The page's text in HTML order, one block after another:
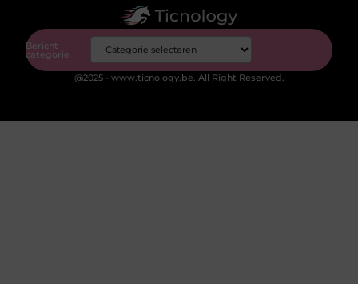
Bericht
categorie
@2025 - www.ticnology.be. All Right Reserved.